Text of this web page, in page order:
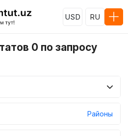
USD RU
0 по запросу
Районы